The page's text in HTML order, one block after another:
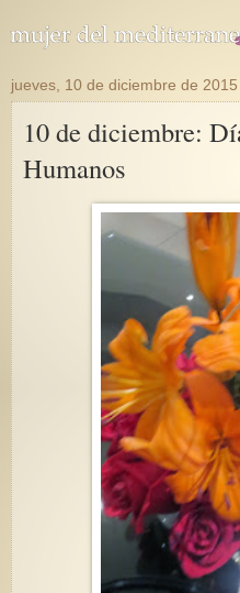
jueves, 10 de diciembre de 2015
10 de diciembre:
Humanos